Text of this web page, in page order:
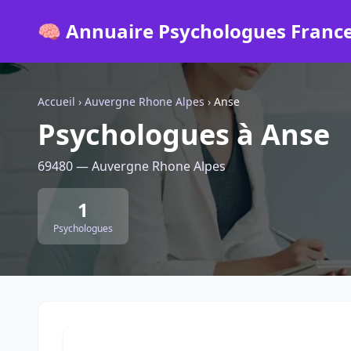
🧠 Annuaire Psychologues
Accueil › Auvergne Rhone Alpes › Anse
Psychologues à Anse
69480 — Auvergne Rhone Alpes
1
Psychologues